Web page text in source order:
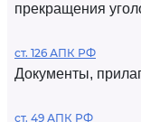
прекращения
ст. 126 АПК РФ
Документы,
ст. 49 АПК РФ